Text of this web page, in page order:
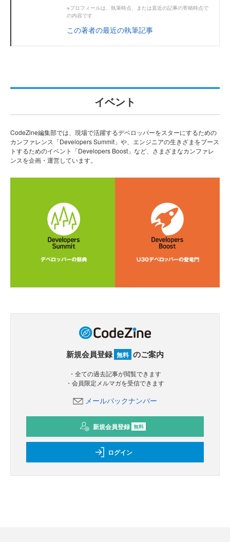
※プロフィールは、執筆時点、または直近の記事の寄稿時点で
の内容です
この著者の最近の執筆記事
イベント
CodeZine編集部では、現場で活躍するデベロッパーをスターにするための
カンファレンス「Developers Summit」や、エンジニアの生きざまをブース
トするためのイベント「Developers Boost」など、さまざまなカンファレ
ンスを企画・運営しています。
新規会員登録 無料 のご案内
・全ての過去記事が閲覧できます
・会員限定メルマガを受信できます
メールバックナンバー
新規会員登録 無料
ログイン